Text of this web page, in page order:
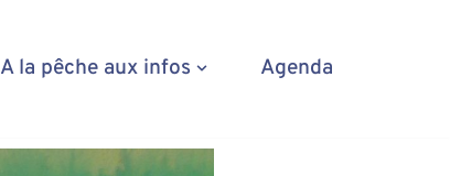
A la pêche aux infos Agenda